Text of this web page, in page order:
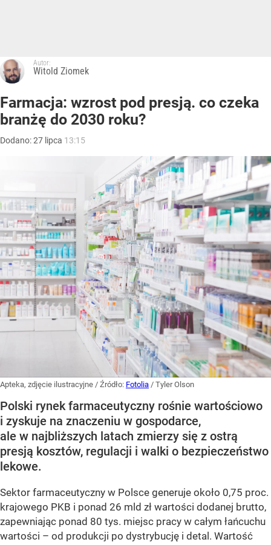
Autor:
Witold Ziomek
Farmacja: wzrost pod presją. co czeka
branżę do 2030 roku?
Dodano:27 lipca 13:15
Apteka, zdjęcie ilustracyjne / Źródło: Fotolia / Tyler Olson
Polski rynek farmaceutyczny rośnie wartościowo
i zyskuje na znaczeniu w gospodarce,
ale w najbliższych latach zmierzy się z ostrą
presją kosztów, regulacji i walki o bezpieczeństwo
lekowe.
Sektor farmaceutyczny w Polsce generuje około 0,75 proc.
krajowego PKB i ponad 26 mld zł wartości dodanej brutto,
zapewniając ponad 80 tys. miejsc pracy w całym łańcuchu
wartości – od produkcji po dystrybucję i detal. Wartość